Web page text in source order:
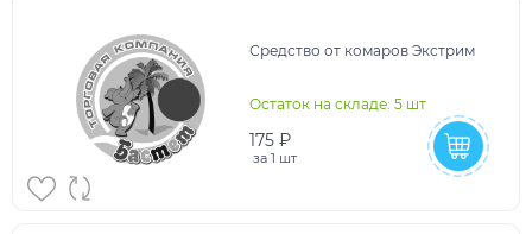
Средство от комаров Экстрим
Остаток на складе: 5 шт
175 ₽
за 1 шт